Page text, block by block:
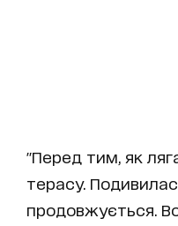
"Перед тим, як
терасу.
продовжується.